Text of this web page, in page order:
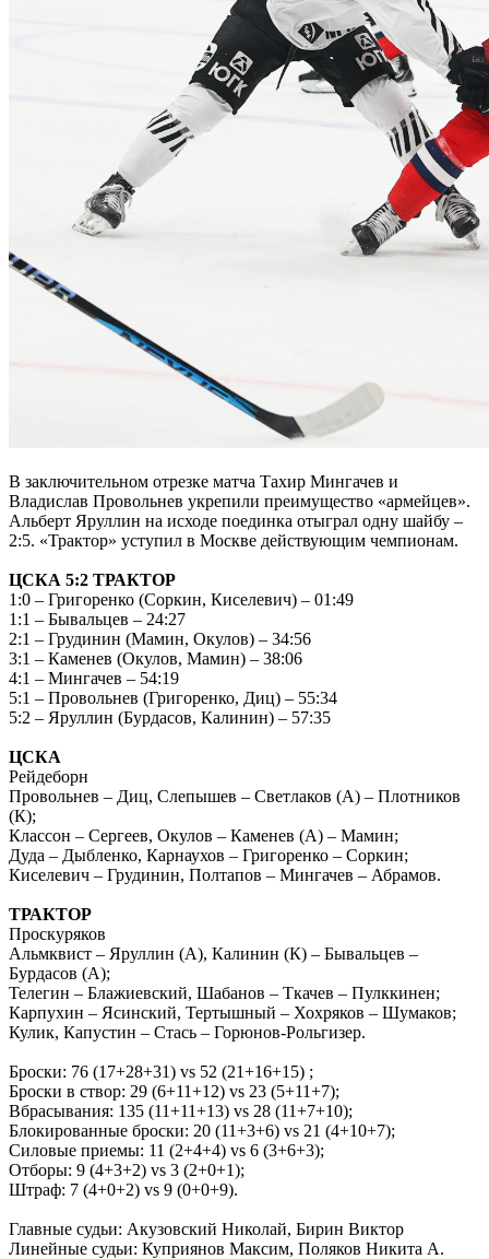
В заключительном отрезке матча Тахир Мингачев и
Владислав Провольнев укрепили преимущество «армейцев».
Альберт Яруллин на исходе поединка отыграл одну шайбу –
2:5. «Трактор» уступил в Москве действующим чемпионам.
ЦСКА 5:2 ТРАКТОР
1:0 – Григоренко (Соркин, Киселевич) – 01:49
1:1 – Бывальцев – 24:27
2:1 – Грудинин (Мамин, Окулов) – 34:56
3:1 – Каменев (Окулов, Мамин) – 38:06
4:1 – Мингачев – 54:19
5:1 – Провольнев (Григоренко, Диц) – 55:34
5:2 – Яруллин (Бурдасов, Калинин) – 57:35
ЦСКА
Рейдеборн
Провольнев – Диц, Слепышев – Светлаков (А) – Плотников
(К);
Классон – Сергеев, Окулов – Каменев (А) – Мамин;
Дуда – Дыбленко, Карнаухов – Григоренко – Соркин;
Киселевич – Грудинин, Полтапов – Мингачев – Абрамов.
ТРАКТОР
Проскуряков
Альмквист – Яруллин (А), Калинин (К) – Бывальцев –
Бурдасов (А);
Телегин – Блажиевский, Шабанов – Ткачев – Пулккинен;
Карпухин – Ясинский, Тертышный – Хохряков – Шумаков;
Кулик, Капустин – Стась – Горюнов-Рольгизер.
Броски: 76 (17+28+31) vs 52 (21+16+15) ;
Броски в створ: 29 (6+11+12) vs 23 (5+11+7);
Вбрасывания: 135 (11+11+13) vs 28 (11+7+10);
Блокированные броски: 20 (11+3+6) vs 21 (4+10+7);
Силовые приемы: 11 (2+4+4) vs 6 (3+6+3);
Отборы: 9 (4+3+2) vs 3 (2+0+1);
Штраф: 7 (4+0+2) vs 9 (0+0+9).
Главные судьи: Акузовский Николай, Бирин Виктор
Линейные судьи: Куприянов Максим, Поляков Никита А.